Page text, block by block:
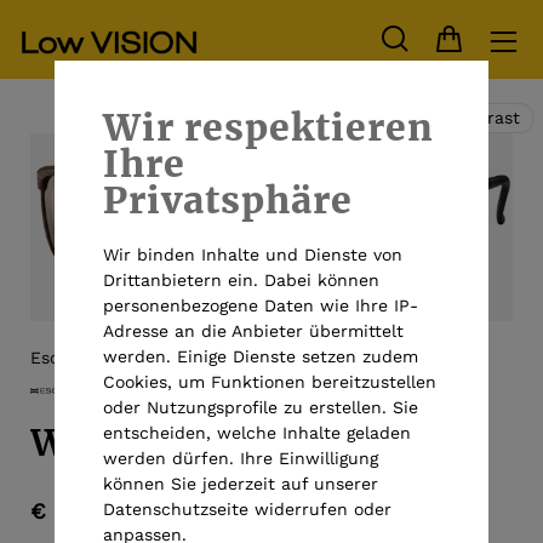
Hoher Kontrast
Eschenbach
Wellness PROTECT
€ 229,00
Wir respektieren
Ihre
Privatsphäre
Wir binden Inhalte und Dienste von
Drittanbietern ein. Dabei können
personenbezogene Daten wie Ihre IP-
Adresse an die Anbieter übermittelt
werden. Einige Dienste setzen zudem
Cookies, um Funktionen bereitzustellen
oder Nutzungsprofile zu erstellen. Sie
entscheiden, welche Inhalte geladen
werden dürfen. Ihre Einwilligung
können Sie jederzeit auf unserer
Datenschutzseite widerrufen oder
anpassen.